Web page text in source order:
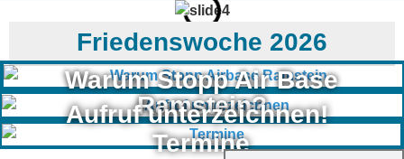
Friedenswoche 2026
Warum Stopp Air Base
Ramstein?
Aufruf unterzeichnen!
Termine